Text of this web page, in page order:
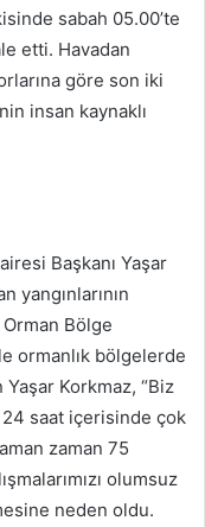
sabah 05.00’te
etti. Havadan
göre son iki
insan kaynaklı
Başkanı Yaşar
yangınlarının
Bölge
ormanlık bölgelerde
Yaşar Korkmaz, “Biz
saat içerisinde çok
zaman 75
olumsuz
neden oldu.